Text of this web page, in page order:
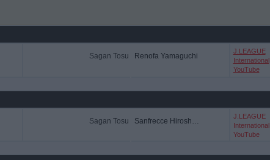
Sagan Tosu Renofa Yamaguchi
J.LEAGUE
International
YouTube
Sagan Tosu Sanfrecce Hiroshima
J.LEAGUE
International
YouTube